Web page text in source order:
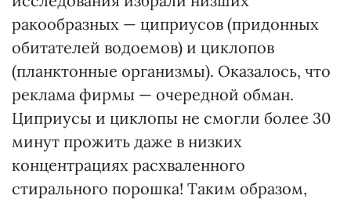
ракообразных — циприусов (придонных
обитателей водоемов) и циклопов
(планктонные организмы). Оказалось, что
реклама фирмы — очередной обман.
Циприусы и циклопы не смогли более 30
минут прожить даже в низких
концентрациях расхваленного
стирального порошка! Таким образом,